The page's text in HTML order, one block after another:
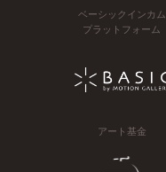
ベーシックインカム
プラットフォーム
アート基金